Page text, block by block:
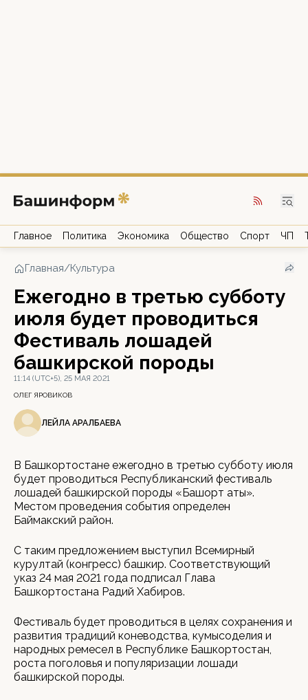
Главное Политика Экономика Общество Спорт ЧП
Главная/Культура
Ежегодно в третью субботу
июля будет проводиться
Фестиваль лошадей
башкирской породы
11:14 (UTC+5), 25 МАЯ 2021
ОЛЕГ ЯРОВИКОВ
ЛЕЙЛА АРАЛБАЕВА
В Башкортостане ежегодно в третью субботу июля
будет проводиться Республиканский фестиваль
лошадей башкирской породы «Башҡорт аты».
Местом проведения события определен
Баймакский район.
С таким предложением выступил Всемирный
курултай (конгресс) башкир. Соответствующий
указ 24 мая 2021 года подписал Глава
Башкортостана Радий Хабиров.
Фестиваль будет проводиться в целях сохранения и
развития традиций коневодства, кумысоделия и
народных ремесел в Республике Башкортостан,
роста поголовья и популяризации лошади
башкирской породы.